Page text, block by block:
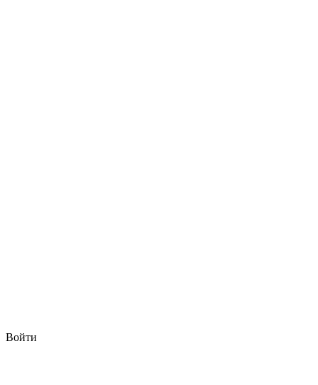
Войти